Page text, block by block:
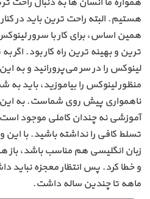
هستیم. البته راحت ترین باید در کنار
همین اساس، برای کار با سرور
ترین و بهینه ترین راه کار بود. اگر
لینوکس را در سر می‌پرورانید و به
منظور لینوکس را بیاموزید، باید به
ناهمواری پیش روی شماست. به این
آموزشی نه چندان کاملی موجود است.
تسلط کافی را نداشته باشید. با
زبان انگلیسی هم مناسب باشد،
و خطا کرد. پس انتظار معجزه نباید
ماهه تا چندین ساله داشت.